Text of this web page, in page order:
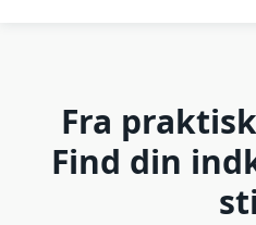
Fra
Find din